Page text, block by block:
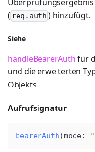
( req.auth ) hinzufügt.
Siehe
handleBearerAuth für
und die erweiterten
Objekts.
Aufrufsignatur
bearerAuth (mode: